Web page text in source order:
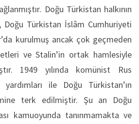
Doğu Türkistan halkının
Doğu Türkistan İslâm Cumhuriyeti
kurulmuş ancak çok geçmeden
ve Stalin’in ortak hamlesiyle
1949 yılında komünist Rus
ile Doğu Türkistan’ın
terk edilmiştir. Şu an Doğu
kamuoyunda tanınmamakta ve